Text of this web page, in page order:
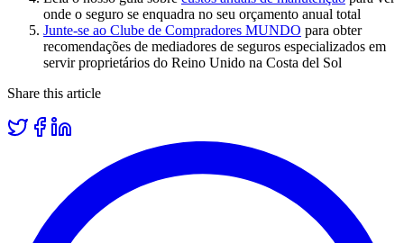
onde o seguro se enquadra no seu orçamento anual total
Junte-se ao Clube de Compradores MUNDO para obter
recomendações de mediadores de seguros especializados em
servir proprietários do Reino Unido na Costa del Sol
Share this article